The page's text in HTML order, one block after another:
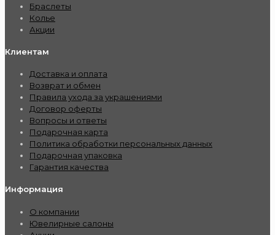
Браслеты
Колье
Акции
Клиентам
Доставка и оплата
Возврат и обмен
Правила ухода за украшениями
Договор оферты
Вопросы и ответы
Подарочная карта
Политика обработки персональных данных
Подарочная упаковка
Гарантия качества
Информация
О компании
Ювелирные салоны